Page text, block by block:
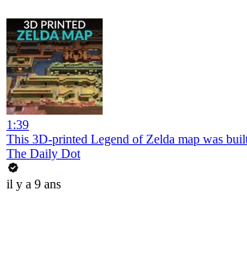
1:39
This 3D-printed Legend of Zelda map was
The Daily Dot
il y a 9 ans